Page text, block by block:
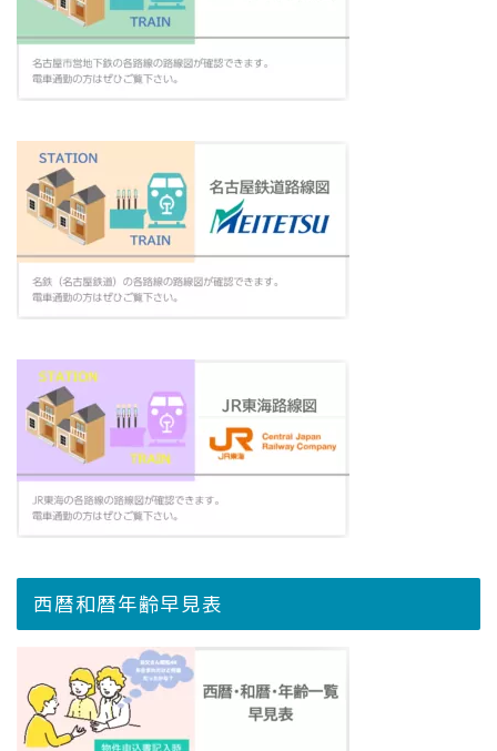
西暦和暦年齢早見表